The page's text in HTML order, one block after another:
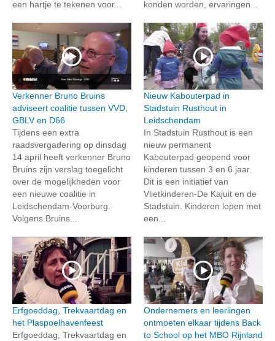
een hartje te tekenen voor... konden worden, ervaringen...
Verkenner Bruno Bruins
adviseert coalitie tussen VVD,
GBLV en D66
Tijdens een extra
raadsvergadering op dinsdag
14 april heeft verkenner Bruno
Bruins zijn verslag toegelicht
over de mogelijkheden voor
een nieuwe coalitie in
Leidschendam-Voorburg.
Volgens Bruins...
Nieuw Kabouterpad in
Stadstuin Rusthout in
Leidschendam
In Stadstuin Rusthout is een
nieuw permanent
Kabouterpad geopend voor
kinderen tussen 3 en 6 jaar.
Dit is een initiatief van
Vlietkinderen-De Kajuit en de
Stadstuin. Kinderen lopen met
een...
Erfgoeddag, Trekvaartdag en
het Plaspoelhavenfeest
Erfgoeddag, Trekvaartdag en
Ondernemers en leerlingen
ontmoeten elkaar tijdens Back
to School op het MBO Rijnland